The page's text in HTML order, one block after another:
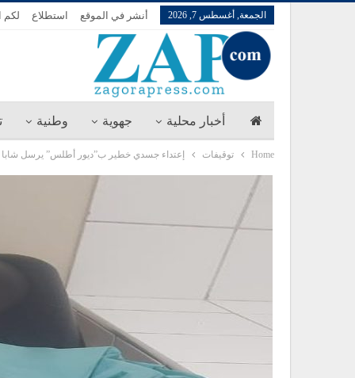
الجمعة, أغسطس 7, 2026 أنشر في الموقع استطلاع لكم
أخبار محلية جهوية وطنية
Home توقيفات إعتداء جسدي خطير ب”ديور أطلس” يرسل شابا